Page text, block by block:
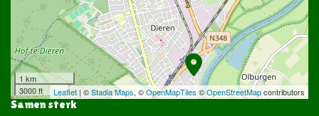
1 km
3000 ft
Leaflet | ©Stadia Maps, ©OpenMapTiles ©OpenStreetMapcontributors
Samen sterk